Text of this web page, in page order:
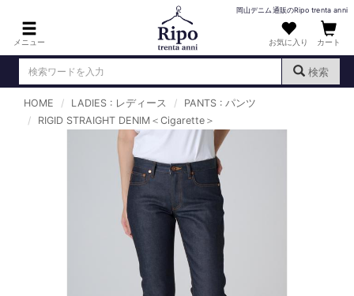
メニュー
岡山デニム通販のRipo trenta anni
お気に入り カート
検索
ログイン （新規会員登録）
DENIM : デニム
PANTS : パンツ
TOPS : トップス
T-SHIRT : Tシャツ
HOME LADIES : レディース
PANTS : パンツ
RIGID STRAIGHT DENIM＜Cigarette＞